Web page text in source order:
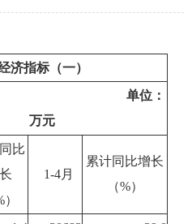
济指标（一）
单位：
万元
比
）
1-4月
累计同比增长
（%）